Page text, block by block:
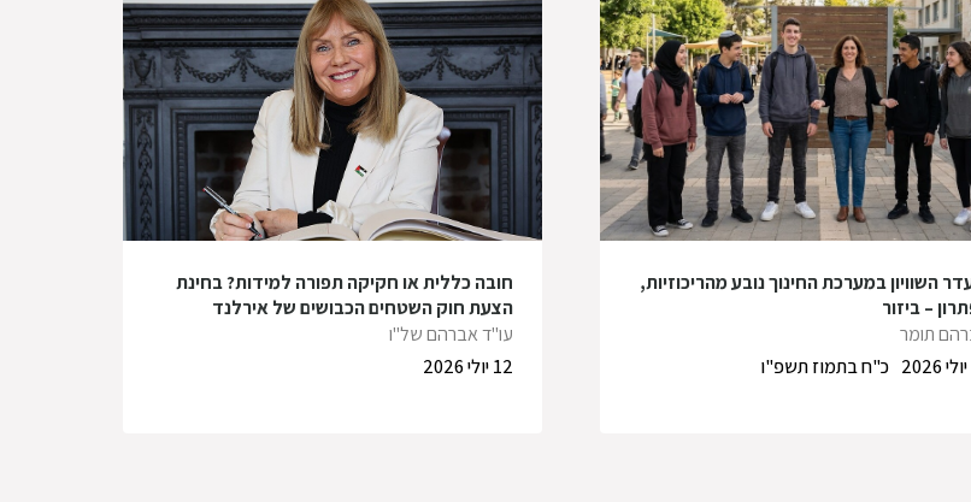
השוויון במערכת החינוך נובע מהריכוזיות,
– ביזור
תומר
כ"ח בתמוז תשפ"ו
חובה כללית או חקיקה תפורה למידות? בחינת
הצעת חוק השטחים הכבושים של אירלנד
עו"ד אברהם של"ו
12 יולי 2026